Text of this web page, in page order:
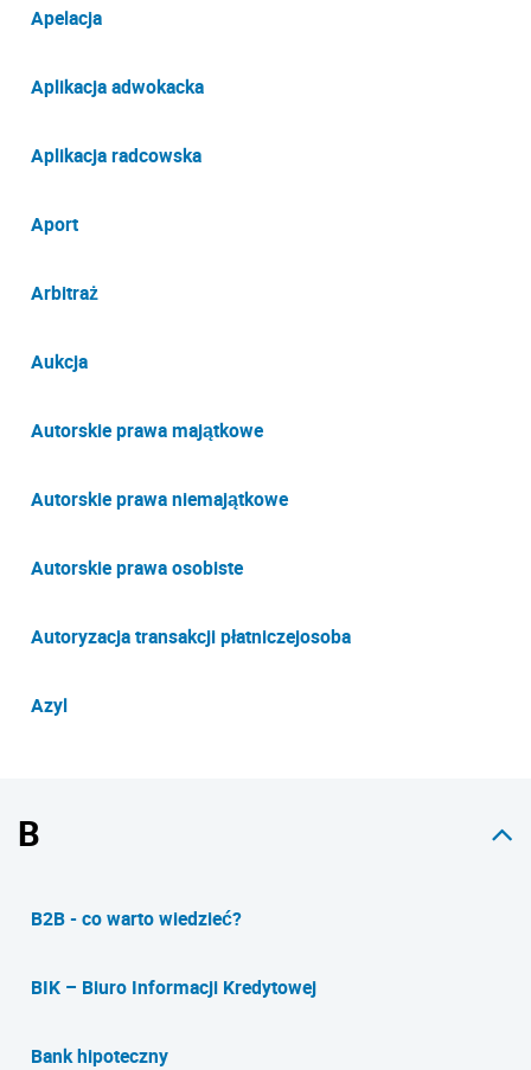
Apelacja
Aplikacja adwokacka
Aplikacja radcowska
Aport
Arbitraż
Aukcja
Autorskie prawa majątkowe
Autorskie prawa niemajątkowe
Autorskie prawa osobiste
Autoryzacja transakcji płatniczejosoba
Azyl
B
B2B - co warto wiedzieć?
BIK – Biuro Informacji Kredytowej
Bank hipoteczny